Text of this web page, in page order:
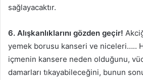
sağlayacaktır.
6. Alışkanlıklarını gözden geçir!
yemek borusu kanseri ve niceleri…..
içmenin kansere neden olduğunu,
damarları tıkayabileceğini, bunun